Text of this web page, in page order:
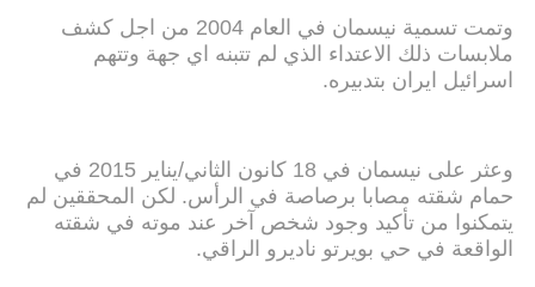
وتمت تسمية نيسمان في العام 2004 من اجل كشف
ملابسات ذلك الاعتداء الذي لم تتبنه اي جهة وتتهم
اسرائيل ايران بتدبيره.
وعثر على نيسمان في 18 كانون الثاني/يناير 2015 في
حمام شقته مصابا برصاصة في الرأس. لكن المحققين لم
يتمكنوا من تأكيد وجود شخص آخر عند موته في شقته
الواقعة في حي بويرتو ناديرو الراقي.